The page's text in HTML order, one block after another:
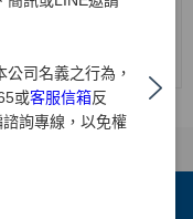
司名義之行為，
或客服信箱反
詢專線，以免權